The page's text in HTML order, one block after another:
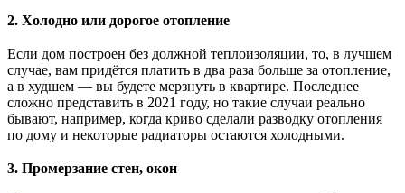
2. Холодно или дорогое отопление
Если дом построен без должной теплоизоляции, то, в лучшем
случае, вам придётся платить в два раза больше за отопление,
а в худшем — вы будете мерзнуть в квартире. Последнее
сложно представить в 2021 году, но такие случаи реально
бывают, например, когда криво сделали разводку отопления
по дому и некоторые радиаторы остаются холодными.
3. Промерзание стен, окон